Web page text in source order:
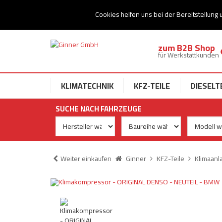
Cookies helfen uns bei der Bereitstellung
Ihr Speziallist für Dieseltechnik
zum B2B Shop
für Werkstattkunden
KLIMATECHNIK KFZ-TEILE
SUCHE NACH FAHRZEUGE
Weiter einkaufen Ginner KFZ-Teile